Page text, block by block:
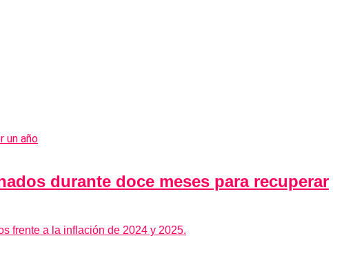
durante doce meses para recuperar
frente a la inflación de 2024 y 2025.